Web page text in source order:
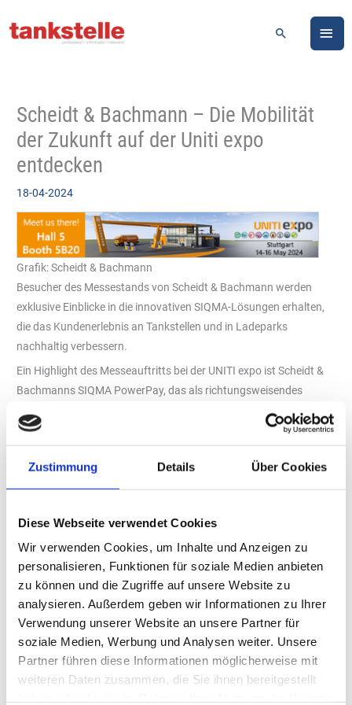
Zustimmung Details Über Cookies
Diese Webseite verwendet Cookies
Wir verwenden Cookies, um Inhalte und Anzeigen zu
personalisieren, Funktionen für soziale Medien anbieten
zu können und die Zugriffe auf unsere Website zu
analysieren. Außerdem geben wir Informationen zu Ihrer
Verwendung unserer Website an unsere Partner für
soziale Medien, Werbung und Analysen weiter. Unsere
Partner führen diese Informationen möglicherweise mit
weiteren Daten zusammen, die Sie ihnen bereitgestellt
Inhalt
Suchen
Scheidt & Bachmann – Die Mobilität
der Zukunft auf der Uniti expo
entdecken
18-04-2024
Grafik: Scheidt & Bachmann
Besucher des Messestands von Scheidt & Bachmann werden
exklusive Einblicke in die innovativen SIQMA-Lösungen erhalten,
die das Kundenerlebnis an Tankstellen und in Ladeparks
nachhaltig verbessern.
Ein Highlight des Messeauftritts bei der UNITI expo ist Scheidt &
Bachmanns SIQMA PowerPay, das als richtungsweisendes
Payment-Kiosk für Ladeparks dient und speziell dafür entworfen
wurde, den modernen Anforderungen der E-Mobilität gerecht zu
werden. SIQMA PowerPay vereinfacht den Bezahlvorgang an
Ladesäulen und ermöglicht dabei die AFIR-konforme Umsetzung.
„Neben den neuesten Entwicklungen im Bereich der E-Mobilität,
M. Heilingbrunner, Geschäftsführer bei Scheidt & Bachmann, aus.
„Mit erweiterten Funktionen von SIQMA POS, der Integration von
zukunftsträchtigen Payment-Lösungen in Verbindung mit
unseren Partnern Logpay und Washtec sowie einem neuen
Tankautomaten demonstrieren wir unser Engagement für
Innovation und Kundenservice.“
Technologische Herausforderungen der Branche meistern